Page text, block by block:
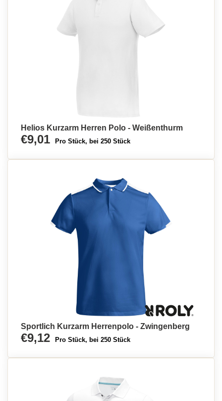
Helios Kurzarm Herren Polo - Weißenthurm
€9,01 Pro Stück, bei 250 Stück
Sportlich Kurzarm Herrenpolo - Zwingenberg
€9,12 Pro Stück, bei 250 Stück